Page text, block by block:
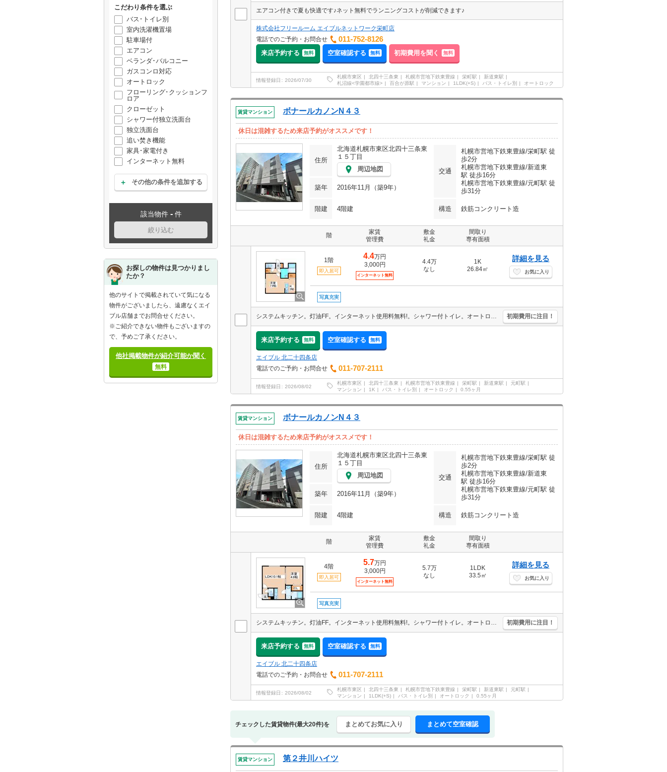
こだわり条件を選ぶ
バス･トイレ別
室内洗濯機置場
駐車場付
エアコン
ベランダ･バルコニー
ガスコンロ対応
オートロック
フローリング･クッションフ
ロア
クローゼット
シャワー付独立洗面台
独立洗面台
追い焚き機能
家具･家電付き
インターネット無料
その他の条件を追加する
該当物件 - 件
絞り込む
お探しの物件は見つかりまし
たか？
他のサイトで掲載されていて気になる
物件がございましたら、遠慮なくエイ
ブル店舗までお問合せください。
※ご紹介できない物件もございますの
で、予めご了承ください。
他社掲載物件が紹介可能か聞く
無料
エアコン付きで夏も快適です♪ネット無料でランニングコストが削減できます♪
株式会社フリールーム エイブルネットワーク栄町店
電話でのご予約・お問合せ
011-752-8126
来店予約する 無料 空室確認する 無料 初期費用を聞く 無料
情報登録日 2026/07/30
札幌市東区 北四十三条東 札幌市営地下鉄東豊線 栄町駅
新道東駅
札沼線<学園都市線>
百合が原駅 マンション 1LDK(+S) バス・トイレ別 オートロック
賃貸マンション ボナールカノンN４３
休日は混雑するため来店予約がオススメです！
住所
北海道札幌市東区北四十三条東
１５丁目
周辺地図
交通
札幌市営地下鉄東豊線/栄町駅 徒
歩2分
札幌市営地下鉄東豊線/新道東
駅 徒歩16分
札幌市営地下鉄東豊線/元町駅 徒
歩31分
築年 2016年11月（築9年）
階建 4階建 構造 鉄筋コンクリート造
階
家賃
管理費
敷金
礼金
間取り
専有面積
1階
即入居可
4.4万円
3,000円
インターネット無料
4.4万
なし
1K
26.84㎡
詳細を見る
お気に入り
写真充実
システムキッチン。灯油FF。インターネット使用料無料!。シャワー付トイレ。オートロック。宅配ボックスあり。シャンドレ。TVインターホン付き。BS受信可。FF分解清掃料16,500円。 初期費用に注目！
来店予約する 無料 空室確認する 無料
エイブル 北二十四条店
電話でのご予約・お問合せ
011-707-2111
情報登録日 2026/08/02
札幌市東区 北四十三条東 札幌市営地下鉄東豊線 栄町駅 新道東駅
元町駅
マンション
1K バス・トイレ別 オートロック 0.55ヶ月
賃貸マンション ボナールカノンN４３
休日は混雑するため来店予約がオススメです！
住所
北海道札幌市東区北四十三条東
１５丁目
周辺地図
交通
札幌市営地下鉄東豊線/栄町駅 徒
歩2分
札幌市営地下鉄東豊線/新道東
駅 徒歩16分
札幌市営地下鉄東豊線/元町駅 徒
歩31分
築年 2016年11月（築9年）
階建 4階建 構造 鉄筋コンクリート造
階
家賃
管理費
敷金
礼金
間取り
専有面積
4階
即入居可
5.7万円
3,000円
インターネット無料
5.7万
なし
1LDK
33.5㎡
詳細を見る
お気に入り
写真充実
システムキッチン。灯油FF。インターネット使用料無料!。シャワー付トイレ。オートロック。宅配ボックスあり。シャンドレ。TVインターホン付き。BS受信可。FF分解清掃料16,500円。 初期費用に注目！
来店予約する 無料 空室確認する 無料
エイブル 北二十四条店
電話でのご予約・お問合せ
011-707-2111
情報登録日 2026/08/02
札幌市東区 北四十三条東 札幌市営地下鉄東豊線 栄町駅 新道東駅
元町駅
マンション
1LDK(+S) バス・トイレ別 オートロック 0.55ヶ月
チェックした賃貸物件(最大20件)を まとめてお気に入り まとめて空室確認
賃貸マンション 第２井川ハイツ